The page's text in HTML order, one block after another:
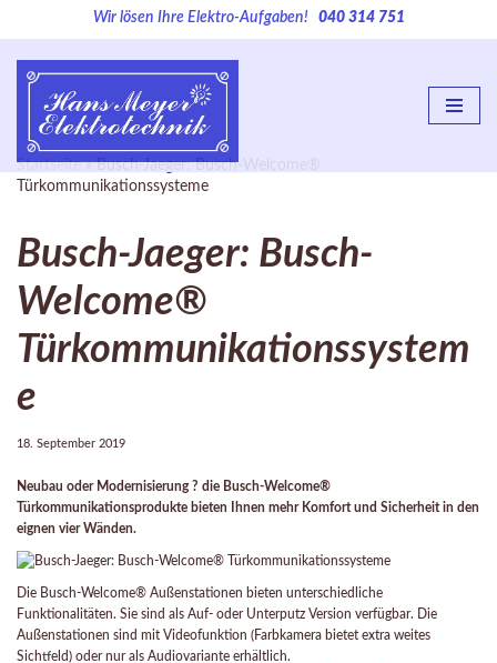
Inhalt
springen
Wir lösen Ihre Elektro-Aufgaben! 040 314 751
Startseite»Busch-Jaeger: Busch-Welcome®
Türkommunikationssysteme
Busch-Jaeger: Busch-
Welcome®
Türkommunikationssystem
e
18. September 2019
Neubau oder Modernisierung ? die Busch-Welcome®
Türkommunikationsprodukte bieten Ihnen mehr Komfort und Sicherheit in den
eignen vier Wänden.
Die Busch-Welcome® Außenstationen bieten unterschiedliche
Funktionalitäten. Sie sind als Auf- oder Unterputz Version verfügbar. Die
Außenstationen sind mit Videofunktion (Farbkamera bietet extra weites
Sichtfeld) oder nur als Audiovariante erhältlich.